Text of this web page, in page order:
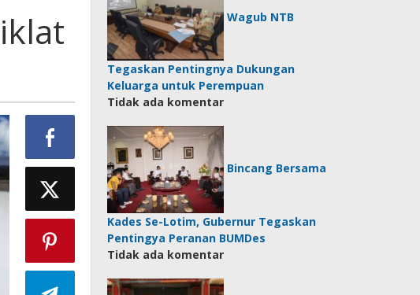
Wagub NTB
Tegaskan Pentingnya Dukungan
Keluarga untuk Perempuan
Tidak ada komentar
Bincang Bersama
Kades Se-Lotim, Gubernur Tegaskan
Pentingya Peranan BUMDes
Tidak ada komentar